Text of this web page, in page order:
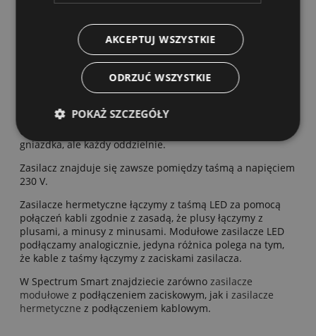
Warto pamiętać, że odcinek zasilany z jednej strony nie
może być dłuższy niż 5 metrów. Przy dłuższych odcinkach
taśmy konieczne jest zasilanie obustronne lub ze środka.
Należy trzymać się podstawowej zasady, że zasilaczy do
oznacza, że będzie można podłączyć do nich dłuższy
odcinek taśmy LED. Zasilacze mogą być podłączone do
gniazdka, ale każdy oddzielnie.
Zasilacz znajduje się zawsze pomiędzy taśmą a napięciem
230 V.
Zasilacze hermetyczne łączymy z taśmą LED za pomocą
połączeń kabli zgodnie z zasadą, że plusy łączymy z
plusami, a minusy z minusami. Modułowe zasilacze LED
podłączamy analogicznie, jedyna różnica polega na tym,
że kable z taśmy łączymy z zaciskami zasilacza.
W Spectrum Smart znajdziecie zarówno zasilacze
modułowe z podłączeniem zaciskowym, jak i zasilacze
hermetyczne z podłączeniem kablowym.
AKCEPTUJ WSZYSTKIE
ODRZUĆ WSZYSTKIE
POKAŻ SZCZEGÓŁY